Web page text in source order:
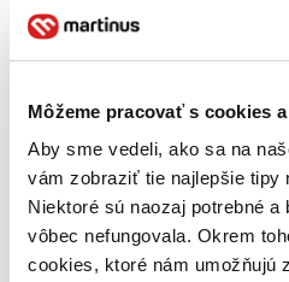
Môžeme pracovať s cookies
Aby sme vedeli, ako sa na
vám zobraziť tie najlepšie tipy
Niektoré sú naozaj potrebné
vôbec nefungovala. Okrem
cookies, ktoré nám umožňujú
Vložiť do košíka